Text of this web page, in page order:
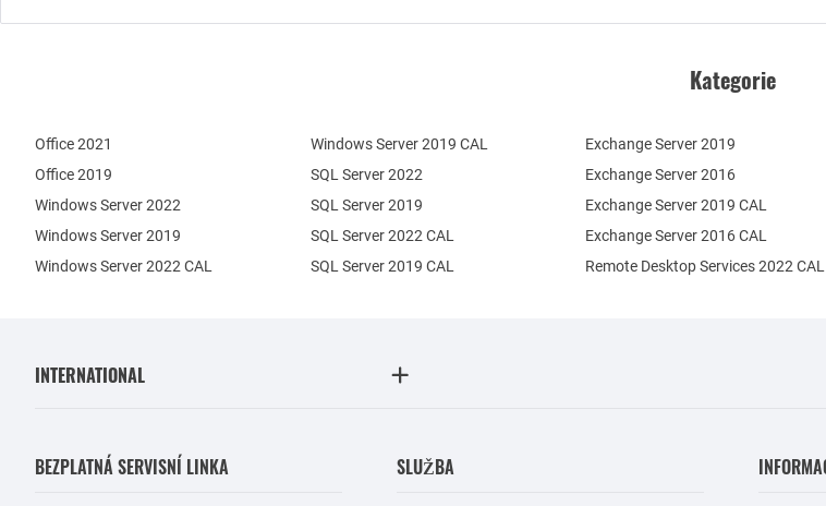
Kategorie
Office 2021
Office 2019
Windows Server 2022
Windows Server 2019
Exchange Server 2019
Exchange Server 2016
SQL Server 2022
SQL Server 2019
Windows Server 2022 CAL
Windows Server 2019 CAL
SQL Server 2022 CAL
SQL Server 2019 CAL
Remote Desktop Services 2022 CAL
Exchange Server 2019 CAL
Exchange Server 2016 CAL
INTERNATIONAL
BEZPLATNÁ SERVISNÍ LINKA SLUŽBA